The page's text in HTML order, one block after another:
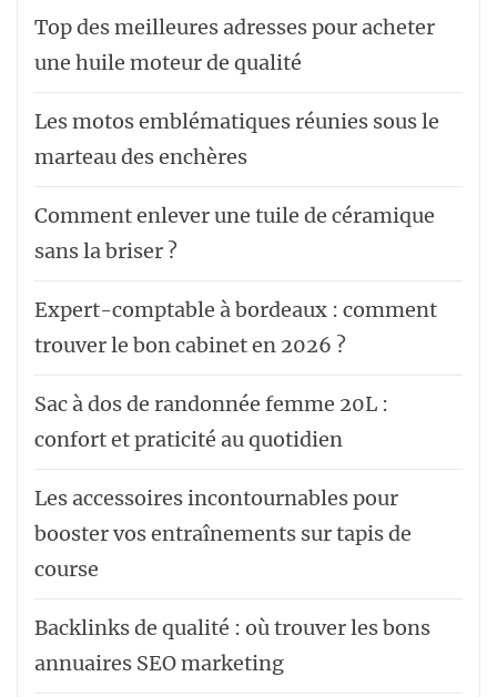
Top des meilleures adresses pour acheter
une huile moteur de qualité
Les motos emblématiques réunies sous le
marteau des enchères
Comment enlever une tuile de céramique
sans la briser ?
Expert-comptable à bordeaux : comment
trouver le bon cabinet en 2026 ?
Sac à dos de randonnée femme 20L :
confort et praticité au quotidien
Les accessoires incontournables pour
booster vos entraînements sur tapis de
course
Backlinks de qualité : où trouver les bons
annuaires SEO marketing